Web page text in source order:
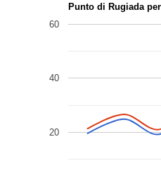
Punto di Rugiada
20
40
60